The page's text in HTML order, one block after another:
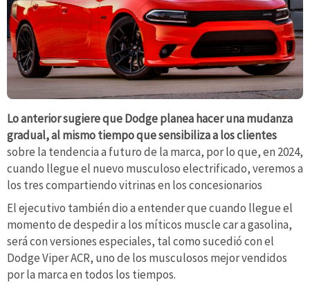
Lo anterior sugiere que Dodge planea hacer una mudanza
gradual, al mismo tiempo que sensibiliza a los clientes
sobre la tendencia a futuro de la marca, por lo que, en 2024,
cuando llegue el nuevo musculoso electrificado, veremos a
los tres compartiendo vitrinas en los concesionarios
El ejecutivo también dio a entender que cuando llegue el
momento de despedir a los míticos muscle car a gasolina,
será con versiones especiales, tal como sucedió con el
Dodge Viper ACR, uno de los musculosos mejor vendidos
por la marca en todos los tiempos.